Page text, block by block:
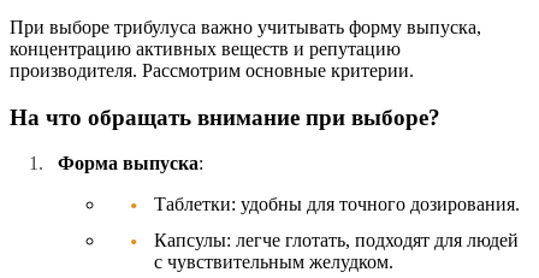
При выборе трибулуса важно учитывать форму выпуска,
концентрацию активных веществ и репутацию
производителя. Рассмотрим основные критерии.
На что обращать внимание при выборе?
Форма выпуска:
Таблетки: удобны для точного дозирования.
Капсулы: легче глотать, подходят для людей
с чувствительным желудком.